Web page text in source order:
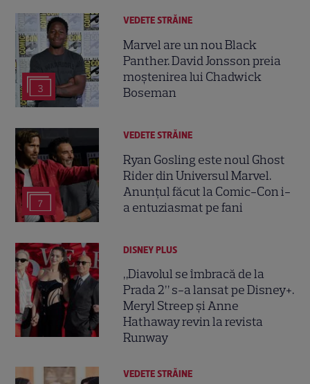
3
VEDETE STRĂINE
Marvel are un nou Black
Panther. David Jonsson preia
moștenirea lui Chadwick
Boseman
7
VEDETE STRĂINE
Ryan Gosling este noul Ghost
Rider din Universul Marvel.
Anunțul făcut la Comic-Con i-
a entuziasmat pe fani
DISNEY PLUS
„Diavolul se îmbracă de la
Prada 2” s-a lansat pe Disney+.
Meryl Streep și Anne
Hathaway revin la revista
Runway
VEDETE STRĂINE